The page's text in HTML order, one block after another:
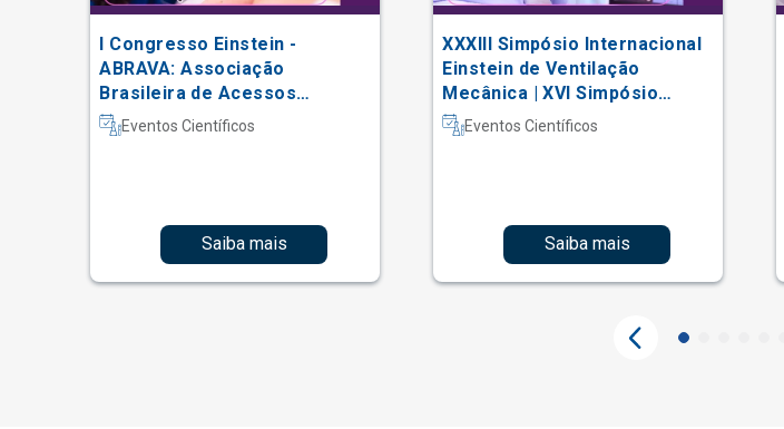
I Congresso Einstein -
ABRAVA: Associação
Brasileira de Acessos
Vasculares
Eventos Científicos
Saiba mais
XXXIII Simpósio Internacional
Einstein de Ventilação
Mecânica | XVI Simpósio
Internacional Einstein de
Fisioterapia em Terapia
Eventos Científicos
Saiba mais